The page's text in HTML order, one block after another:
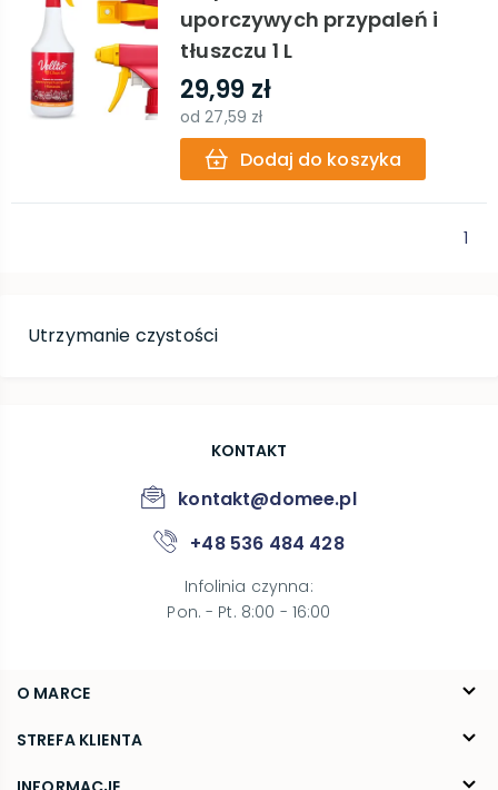
uporczywych przypaleń i
tłuszczu 1 L
29,99 zł
od27,59 zł
Dodaj do koszyka
1
Utrzymanie czystości
O MARCE
O nas
Blog
STREFA KLIENTA
FAQ
KONTAKT
kontakt@domee.pl
+48 536 484 428
Infolinia czynna:
Pon. - Pt. 8:00 - 16:00